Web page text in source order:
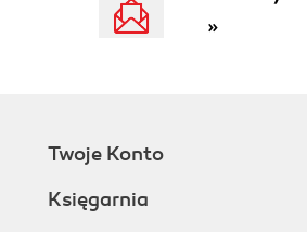
Dodatek A. Usprawnienia w
A.1. Skróty klawiaturowe (377)
»
Twoje Konto
Księgarnia